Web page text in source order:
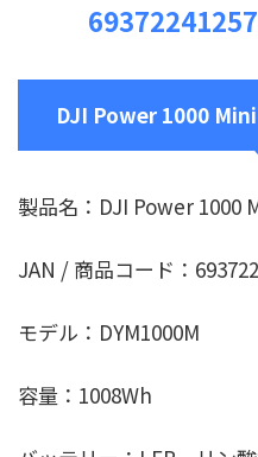
DJI Power 1000
製品名：DJI Power 1000
JAN / 商品コード：
モデル：DYM1000M
容量：1008Wh